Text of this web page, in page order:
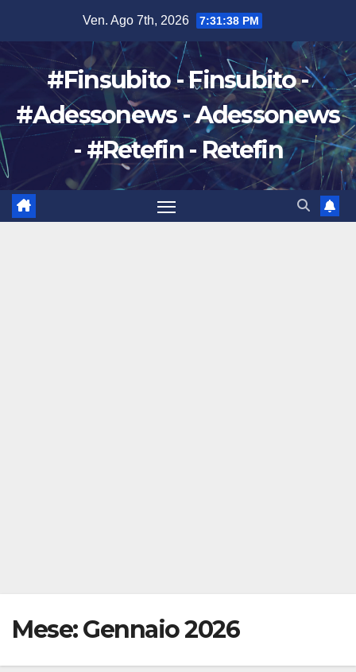
contenuto
Ven. Ago 7th, 2026 7:31:39 PM
#Finsubito - Finsubito -
#Adessonews - Adessonews
- #Retefin - Retefin
Mese:Gennaio 2026